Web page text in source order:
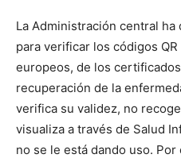
La Administración central ha
para verificar los códigos
europeos, de los
recuperación de la
verifica su validez, no
visualiza a través de Salud
no se le está dando uso.